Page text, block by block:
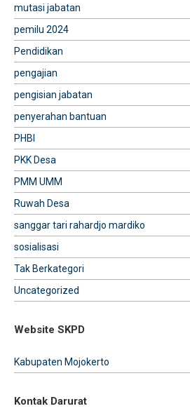
mutasi jabatan
pemilu 2024
Pendidikan
pengajian
pengisian jabatan
penyerahan bantuan
PHBI
PKK Desa
PMM UMM
Ruwah Desa
sanggar tari rahardjo mardiko
sosialisasi
Tak Berkategori
Uncategorized
Website SKPD
Kabupaten Mojokerto
Kontak Darurat